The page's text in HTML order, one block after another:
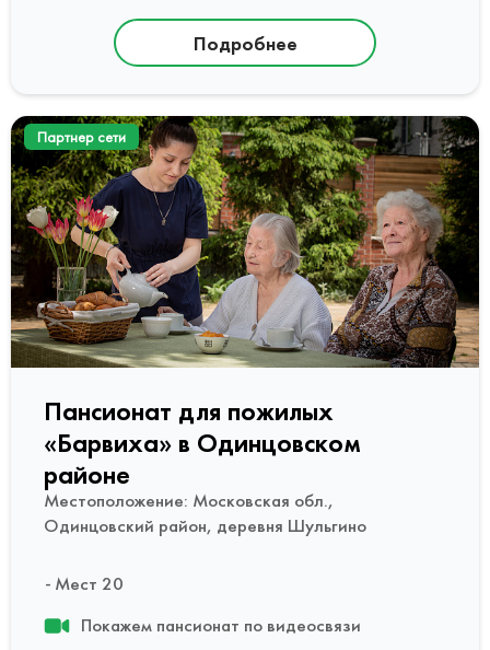
Подробнее
Партнер сети
Пансионат для пожилых
«Барвиха» в Одинцовском
районе
Местоположение: Московская обл.,
Одинцовский район, деревня Шульгино
Мест 20
Покажем пансионат по видеосвязи